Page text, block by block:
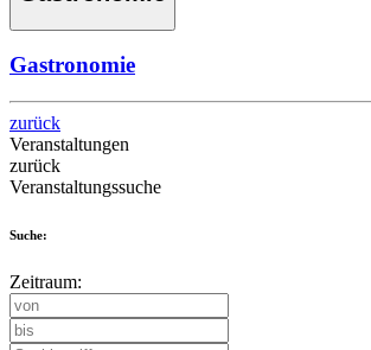
Gastronomie
zurück
Veranstaltungen
zurück
Veranstaltungssuche
Suche:
Zeitraum: